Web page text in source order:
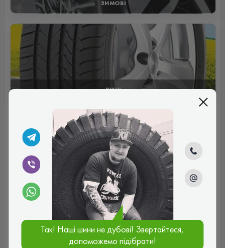
ЗИМОВІ
ЛІТНІ
Відгуки (0)
Поки немає коментарів
Написати коментар
Ім'я*
Ваш e-mail*
Так! Наші шини не дубові! Звертайтеся,
допоможемо підібрати!